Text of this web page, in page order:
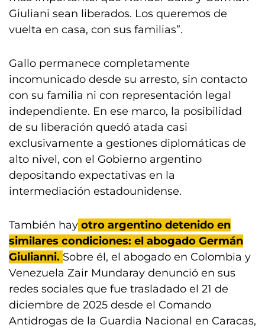
Giuliani sean liberados. Los queremos de
vuelta en casa, con sus familias”.
Gallo permanece completamente
incomunicado desde su arresto, sin contacto
con su familia ni con representación legal
independiente. En ese marco, la posibilidad
de su liberación quedó atada casi
exclusivamente a gestiones diplomáticas de
alto nivel, con el Gobierno argentino
depositando expectativas en la
intermediación estadounidense.
También hay otro argentino detenido en
similares condiciones: el abogado Germán
Giulianni. Sobre él, el abogado en Colombia y
Venezuela Zair Mundaray denunció en sus
redes sociales que fue trasladado el 21 de
diciembre de 2025 desde el Comando
Antidrogas de la Guardia Nacional en Caracas,